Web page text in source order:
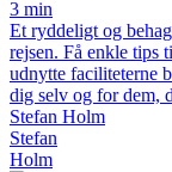
3 min
Et ryddeligt og
rejsen. Få enkle tips
udnytte faciliteterne
dig selv og for dem,
Stefan Holm
Stefan
Holm